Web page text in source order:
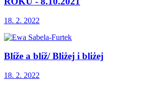
18. 2. 2022
Blíže a blíž/ Bliżej i bliżej
18. 2. 2022